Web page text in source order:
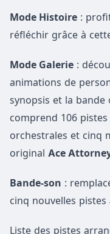
Mode Histoire :
réfléchir grâce à
Mode Galerie :
animations de
synopsis et la
comprend 106
orchestrales et cinq
original Ace
Bande-son :
cinq nouvelles
Liste des pistes